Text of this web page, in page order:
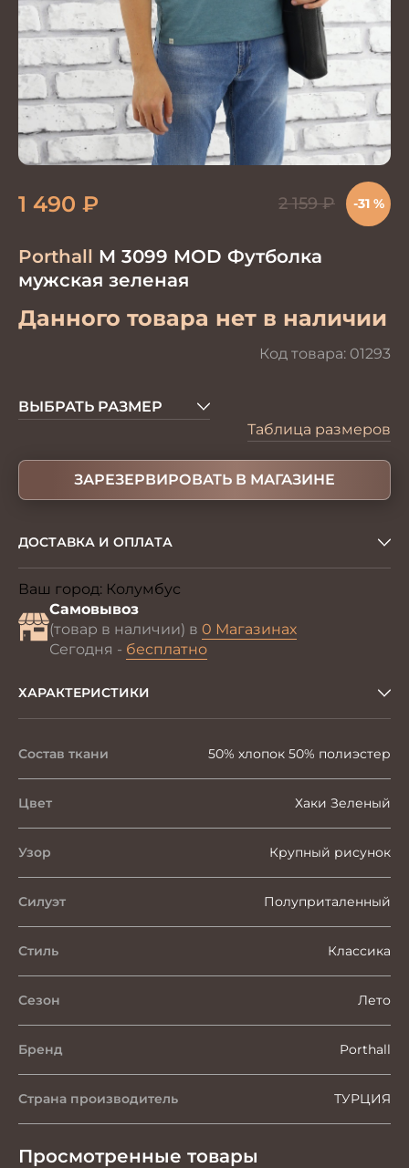
Porthall M 3099 MOD Футболка
мужская зеленая
Данного товара нет в наличии
Код товара: 01293
1 490 ₽ 2 159₽ -31 %
ВЫБРАТЬ РАЗМЕР
Таблица размеров
ЗАРЕЗЕРВИРОВАТЬ В МАГАЗИНЕ
ДОСТАВКА И ОПЛАТА
Ваш город: Колумбус
Самовывоз
(товар в наличии) в 0 Магазинах
Сегодня - бесплатно
ХАРАКТЕРИСТИКИ
Состав ткани 50% хлопок 50% полиэстер
Цвет Хаки Зеленый
Узор Крупный рисунок
Силуэт Полуприталенный
Стиль Классика
Сезон Лето
Бренд Porthall
Страна производитель ТУРЦИЯ
Просмотренные товары